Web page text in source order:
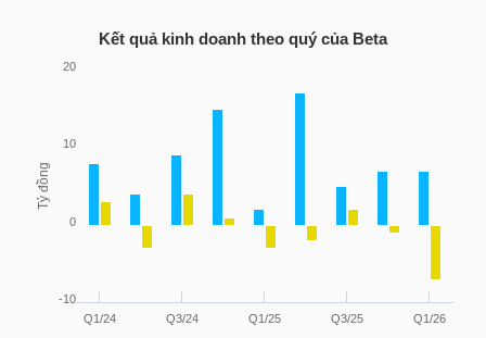
Kết quả kinh doanh theo quý của Beta
PHÂN
TÍCH
VIETSTOCKFINANCE